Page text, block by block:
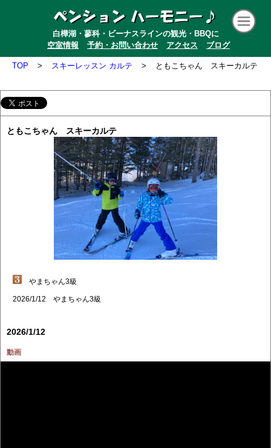
白樺湖・蓼科・ビーナスラインの観光・BBQに
空室情報
予約・お問い合わせ アクセス ブログ
TOP > スキーレッスン カルテ > ともこちゃん スキーカルテ
ともこちゃん スキーカルテ
やまちゃん3級
2026/1/12 やまちゃん3級
2026/1/12
動画